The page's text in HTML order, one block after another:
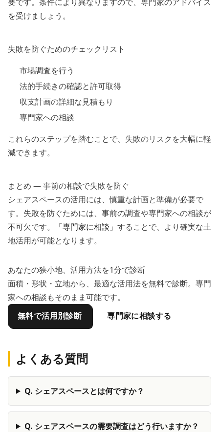
を受けましょう。
失敗を防ぐためのチェックリスト
市場調査を行う
法的手続きの確認と許可取得
収支計画の詳細な見積もり
専門家への相談
これらのステップを踏むことで、失敗のリスクを大幅に軽
減できます。
まとめ — 事前の相談で失敗を防ぐ
シェアスペースの活用には、慎重な計画と準備が必要で
す。失敗を防ぐためには、事前の調査や専門家への相談が
不可欠です。「専門家に相談 」することで、より確実な土
地活用が可能となります。
あなたの狭小地、活用方法を1分で診断
面積・形状・立地から、最適な活用法を無料で診断。専門
家への相談もそのまま可能です。
無料で活用別診断
専門家に相談する
よくある質問
Q. シェアスペースとは何ですか？
Q. シェアスペースの需要調査はどう行いますか？